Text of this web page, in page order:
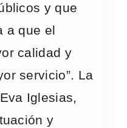
y que
a que el
calidad y
servicio”. La
Iglesias,
y